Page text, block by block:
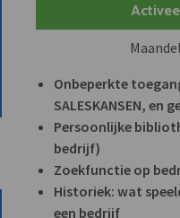
Onbeperkte
SALESKANSEN,
Persoonlijke
bedrijf)
Zoekfunctie op
Historiek: wat
een bedrijf